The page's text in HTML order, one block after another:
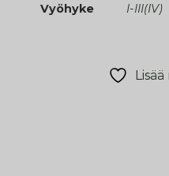
Vyöhyke I-III(IV)